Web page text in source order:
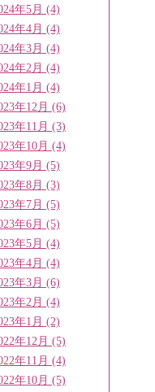
年5月 (4)
年4月 (4)
年3月 (4)
年2月 (4)
年1月 (4)
年12月 (6)
年11月 (3)
年10月 (4)
年9月 (5)
年8月 (3)
年7月 (5)
年6月 (5)
年5月 (4)
年4月 (4)
年3月 (6)
年2月 (4)
年1月 (2)
年12月 (5)
年11月 (4)
年10月 (5)